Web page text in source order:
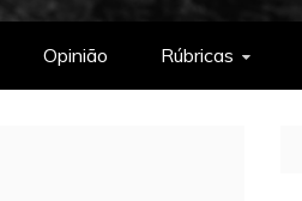
Opinião Rúbricas